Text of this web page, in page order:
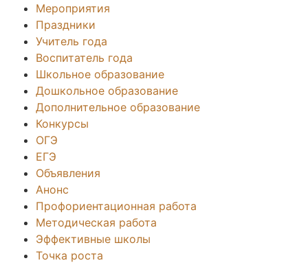
Мероприятия
Праздники
Учитель года
Воспитатель года
Школьное образование
Дошкольное образование
Дополнительное образование
Конкурсы
ОГЭ
ЕГЭ
Объявления
Анонс
Профориентационная работа
Методическая работа
Эффективные школы
Точка роста